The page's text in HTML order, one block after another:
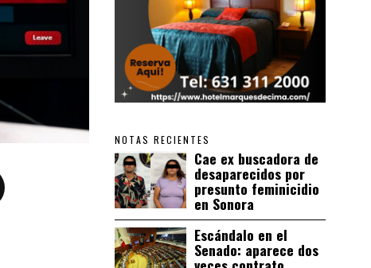
NOTAS RECIENTES
Cae ex buscadora de
desaparecidos por
presunto feminicidio
en Sonora
Escándalo en el
Senado: aparece dos